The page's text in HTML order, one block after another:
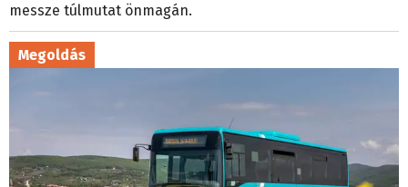
messze túlmutat önmagán.
Megoldás